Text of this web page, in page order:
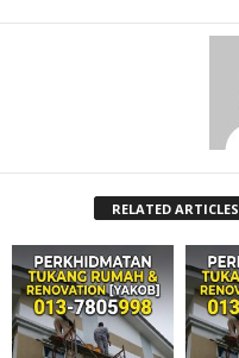
RELATED ARTICLES